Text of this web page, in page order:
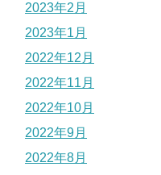
2023年2月
2023年1月
2022年12月
2022年11月
2022年10月
2022年9月
2022年8月